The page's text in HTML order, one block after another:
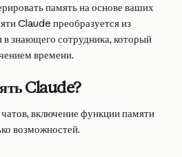
память на основе ваших
Claude преобразуется из
в знающего сотрудника, который
времени.
Claude?
включение функции памяти
возможностей.